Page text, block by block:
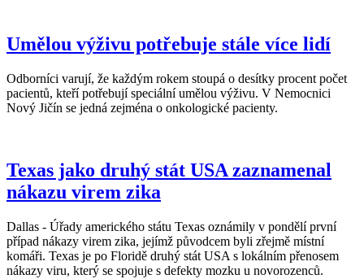
Umělou výživu potřebuje stále více lidí
Odborníci varují, že každým rokem stoupá o desítky procent počet
pacientů, kteří potřebují speciální umělou výživu. V Nemocnici
Nový Jičín se jedná zejména o onkologické pacienty.
Texas jako druhý stát USA zaznamenal
nákazu virem zika
Dallas - Úřady amerického státu Texas oznámily v pondělí první
případ nákazy virem zika, jejímž původcem byli zřejmě místní
komáři. Texas je po Floridě druhý stát USA s lokálním přenosem
nákazy viru, který se spojuje s defekty mozku u novorozenců.